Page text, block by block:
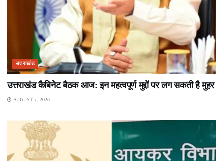
उत्तराखंड
उत्तराखंड कैबिनेट बैठक आज: इन महत्वपूर्ण मुद्दों पर लग सकती है मुहर
AUGUST 7, 2026